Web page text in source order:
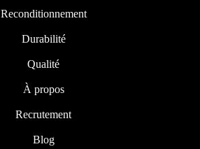
Reconditionnement
Durabilité
Qualité
À propos
Recrutement
Blog